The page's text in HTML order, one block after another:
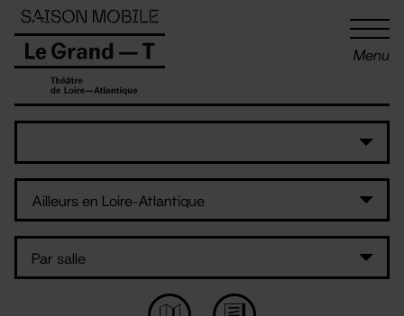
Menu
Panneau de gestion des cookies